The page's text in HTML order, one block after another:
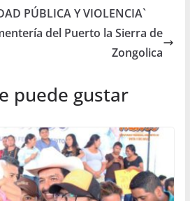
PÚBLICA Y VIOLENCIA`
del Puerto la Sierra de
Zongolica
puede gustar